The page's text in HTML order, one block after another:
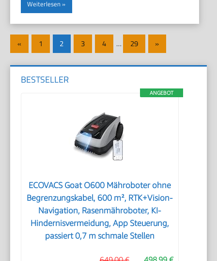
Weiterlesen
Seitennummerierung
der
Beiträge
«Vorherige
Beiträge
1 2 3 4 … 29
Nächste
Beiträge
»
BESTSELLER
ANGEBOT
ECOVACS Goat O600 Mähroboter ohne
Begrenzungskabel, 600 m², RTK+Vision-
Navigation, Rasenmähroboter, KI-
Hindernisvermeidung, App Steuerung,
passiert 0,7 m schmale Stellen